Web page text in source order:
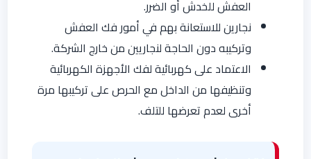
العفش للخدش أو الضرر.
نجارين للاستعانة بهم في أمور فك العفش
وتركيبه دون الحاجة لنجاريين من خارج الشركة.
الاعتماد على كهربائية لفك الأجهزة الكهربائية
وتنظيفها من الداخل مع الحرص على تركيبها مرة
أخرى لعدم تعرضها للتلف.